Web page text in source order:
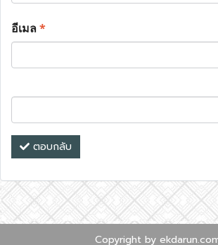
อีเมล*
ตอบกลับ
Copyright by